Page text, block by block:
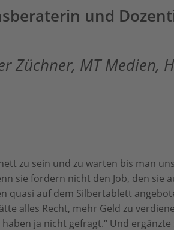
und
Züchner, MT Medien,
zu sein und zu warten bis man
sie fordern nicht den Job, den sie
quasi auf dem Silbertablett
alles Recht, mehr Geld zu
ja nicht gefragt.“ Und ergänzte